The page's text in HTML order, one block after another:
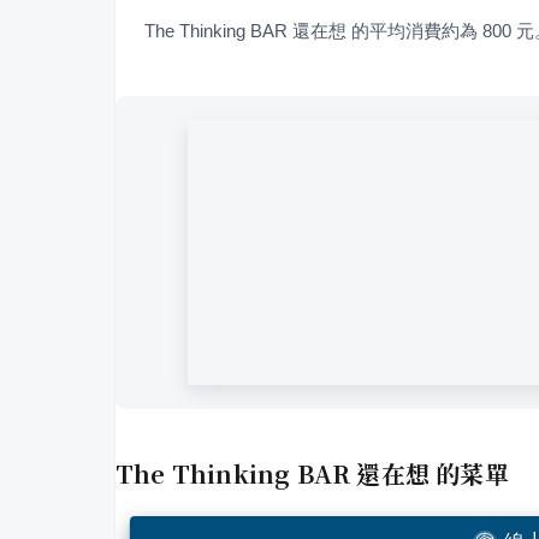
The Thinking BAR 還在想 的平均消費約為 800 元
The Thinking BAR 還在想 的菜單